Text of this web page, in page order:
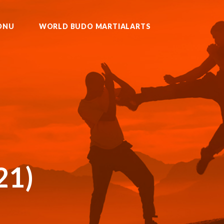
WORLD BUDO MARTIALARTS
WUSHU MUAYTHAI